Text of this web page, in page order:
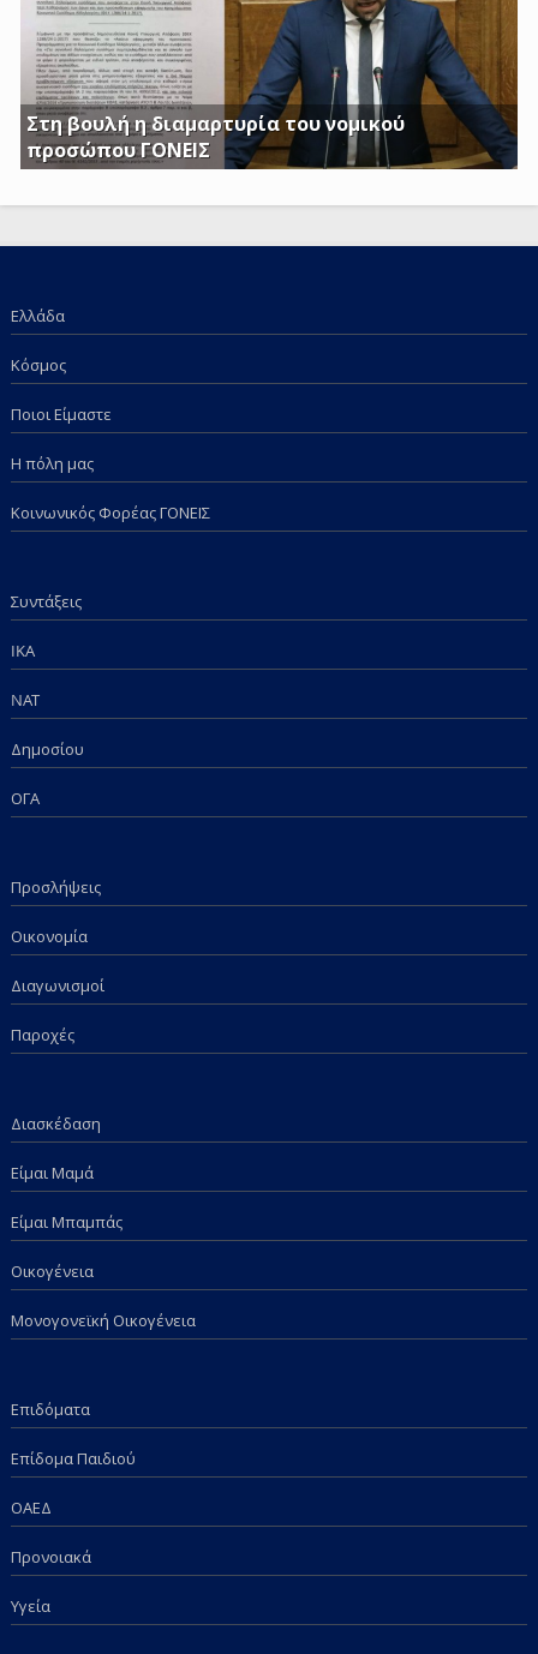
Στη βουλή η διαμαρτυρία του νομικού
προσώπου ΓΟΝΕΙΣ
Γ. Κατσιαντώνης: Φορολογείτε με Κοινή Υπουργική
Απόφαση και τα επιδόματα των παιδιών μας; Πόση
Ελλάδα
Κόσμος
Ποιοι Είμαστε
Η πόλη μας
Κοινωνικός Φορέας ΓΟΝΕΙΣ
Συντάξεις
IKA
NAT
Δημοσίου
ΟΓΑ
Προσλήψεις
Οικονομία
Διαγωνισμοί
Παροχές
Διασκέδαση
Είμαι Μαμά
Είμαι Μπαμπάς
Οικογένεια
Μονογονεϊκή Οικογένεια
Επιδόματα
Επίδομα Παιδιού
ΟΑΕΔ
Προνοιακά
Υγεία